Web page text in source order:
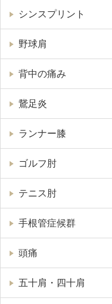
シンスプリント
野球肩
背中の痛み
鵞足炎
ランナー膝
ゴルフ肘
テニス肘
手根管症候群
頭痛
五十肩・四十肩